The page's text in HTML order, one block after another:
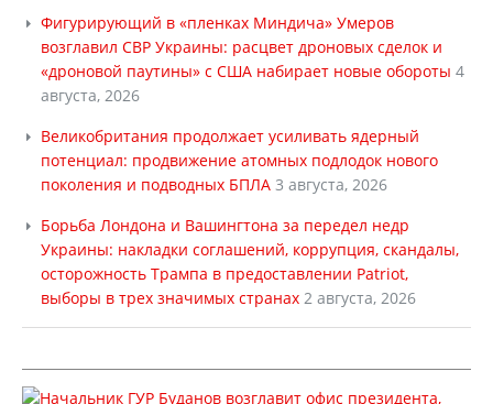
Фигурирующий в «пленках Миндича» Умеров
возглавил СВР Украины: расцвет дроновых сделок и
«дроновой паутины» с США набирает новые обороты 4
августа, 2026
Великобритания продолжает усиливать ядерный
потенциал: продвижение атомных подлодок нового
поколения и подводных БПЛА 3 августа, 2026
Борьба Лондона и Вашингтона за передел недр
Украины: накладки соглашений, коррупция, скандалы,
осторожность Трампа в предоставлении Patriot,
выборы в трех значимых странах 2 августа, 2026